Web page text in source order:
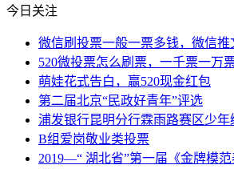
今日关注
微信刷投票一般一票多钱，微信
520微投票怎么刷票，一千票一万
萌娃花式告白，赢520现金红包
第二届北京“民政好青年”评选
浦发银行昆明分行霖雨路赛区少
B组爱岗敬业类投票
2019—“ 湖北省”第一届《金牌模